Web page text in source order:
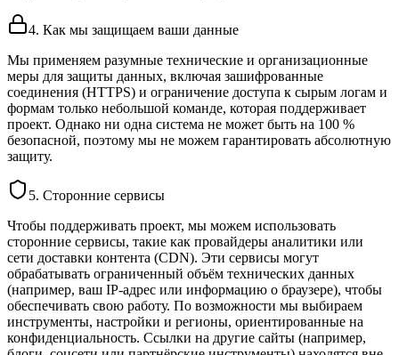
4. Как мы защищаем ваши данные
Мы применяем разумные технические и организационные
меры для защиты данных, включая зашифрованные
соединения (HTTPS) и ограничение доступа к сырым логам и
формам только небольшой команде, которая поддерживает
проект. Однако ни одна система не может быть на 100 %
безопасной, поэтому мы не можем гарантировать абсолютную
защиту.
5. Сторонние сервисы
Чтобы поддерживать проект, мы можем использовать
сторонние сервисы, такие как провайдеры аналитики или
сети доставки контента (CDN). Эти сервисы могут
обрабатывать ограниченный объём технических данных
(например, ваш IP‑адрес или информацию о браузере), чтобы
обеспечивать свою работу. По возможности мы выбираем
инструменты, настройки и регионы, ориентированные на
конфиденциальность. Ссылки на другие сайты (например,